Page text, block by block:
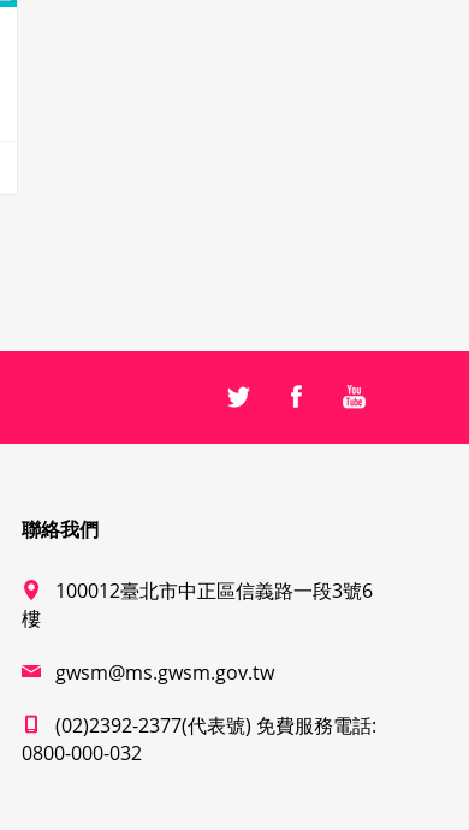
聯絡我們
100012臺北市中正區信義路一段3號6
樓
gwsm@ms.gwsm.gov.tw
(02)2392-2377(代表號) 免費服務電話:
0800-000-032